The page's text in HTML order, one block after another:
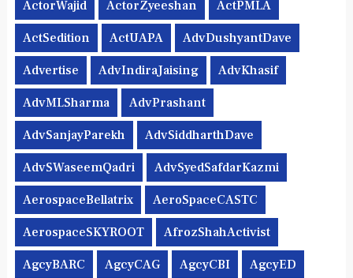
ActorWajid ActorZyeeshan ActPMLA
ActSedition ActUAPA AdvDushyantDave
Advertise AdvIndiraJaising AdvKhasif
AdvMLSharma AdvPrashant
AdvSanjayParekh AdvSiddharthDave
AdvSWaseemQadri AdvSyedSafdarKazmi
AerospaceBellatrix AeroSpaceCASTC
AerospaceSKYROOT AfrozShahActivist
AgcyBARC AgcyCAG AgcyCBI AgcyED